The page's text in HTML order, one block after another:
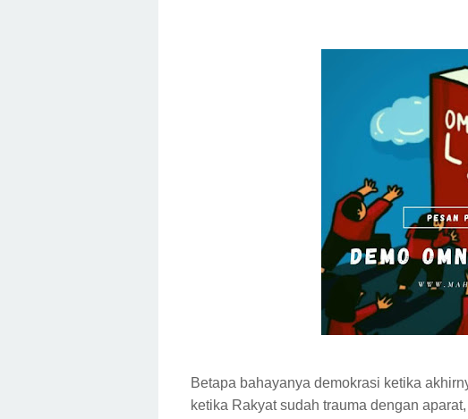
Betapa bahayanya demokrasi ketika
ketika Rakyat sudah trauma dengan